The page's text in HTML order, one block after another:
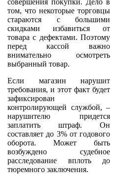
совершения покупки. Дело в
том, что некоторые торговцы
стараются с большими
скидками избавиться от
товара с дефектами. Поэтому
перед кассой важно
внимательно осмотреть
выбранный товар.
Если магазин нарушит
требования, и этот факт будет
зафиксирован
контролирующей службой, –
нарушителю придется
заплатить штраф. Он
составляет до 3% от годового
оборота. Может быть
возбуждено судебное
расследование вплоть до
тюремного заключения.